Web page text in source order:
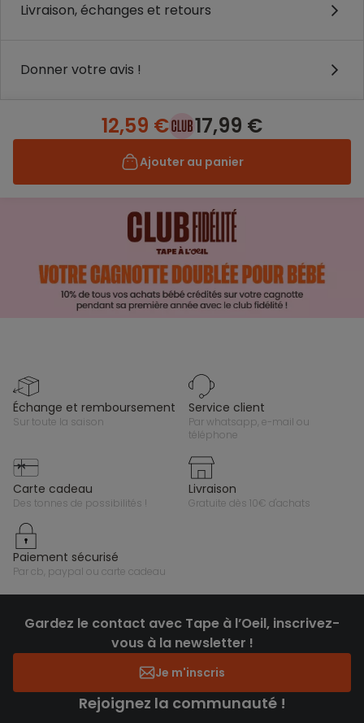
Livraison, échanges et retours
Donner votre avis !
12,59 € 17,99 €
Ajouter au panier
échange et remboursement
sur toute la saison
service client
par whatsapp, e-mail ou
téléphone
carte cadeau
des tonnes de possibilités !
livraison
gratuite dès 10€ d'achats
paiement sécurisé
par cb, paypal ou carte cadeau
Gardez le contact avec Tape à l’Oeil, inscrivez-
vous à la newsletter !
Je m'inscris
Rejoignez la communauté !